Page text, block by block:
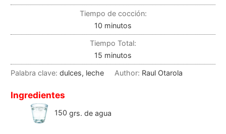
Tiempo de cocción:
10 minutos
Tiempo Total:
15 minutos
Palabra clave: dulces, leche Author: Raul Otarola
Ingredientes
150 grs. de agua